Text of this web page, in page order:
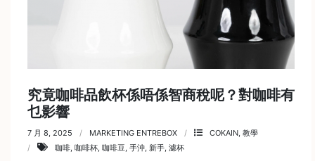
究竟咖啡品飲杯係唔係智商稅呢？對咖啡有
乜影響
7 月 8, 2025 MARKETING ENTREBOX COKAIN, 教學
咖啡, 咖啡杯, 咖啡豆, 手沖, 新手, 濾杯